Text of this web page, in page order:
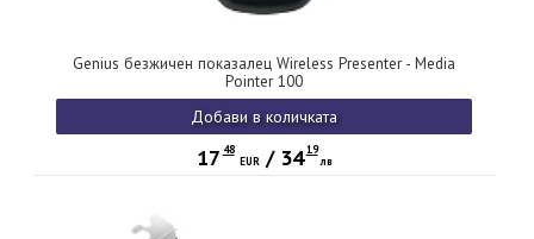
Genius безжичен показалец Wireless Presenter - Media
Pointer 100
Добави в количката
17 48
EUR/ 34 19
лв